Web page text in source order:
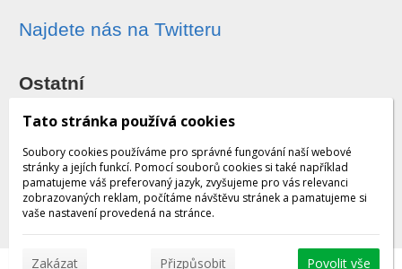
Najdete nás na Twitteru
Ostatní
Sledování zásilek
Dárkové poukazy
Obchodní podmínky - archiv
Tato stránka používá cookies
Soubory cookies používáme pro správné fungování naší webové
stránky a jejích funkcí. Pomocí souborů cookies si také například
pamatujeme váš preferovaný jazyk, zvyšujeme pro vás relevanci
zobrazovaných reklam, počítáme návštěvu stránek a pamatujeme si
vaše nastavení provedená na stránce.
Zakázat Přizpůsobit Povolit vše